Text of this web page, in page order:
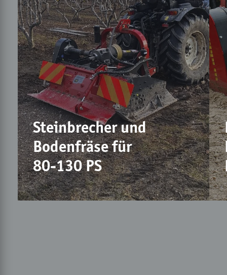
Steinbrecher und
Bodenfräse für
80-130 PS